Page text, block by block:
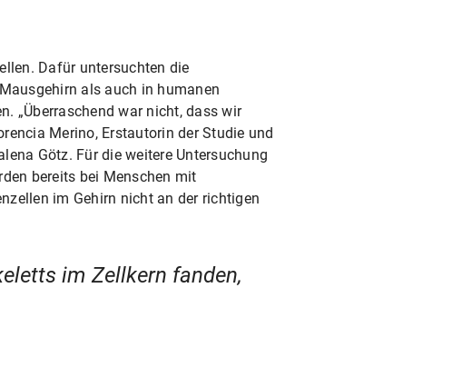
Dafür untersuchten die
als auch in humanen
„Überraschend war nicht, dass wir
Merino, Erstautorin der Studie und
Götz. Für die weitere Untersuchung
bereits bei Menschen mit
im Gehirn nicht an der richtigen
im Zellkern fanden,